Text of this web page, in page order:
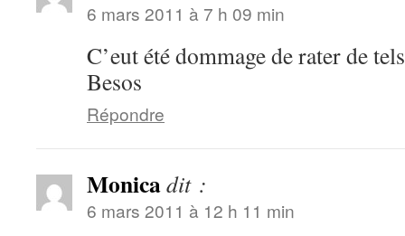
6 mars 2011 à 7 h 09 min
C’eut été dommage de rater de
Besos
Répondre
Monicadit :
6 mars 2011 à 12 h 11 min